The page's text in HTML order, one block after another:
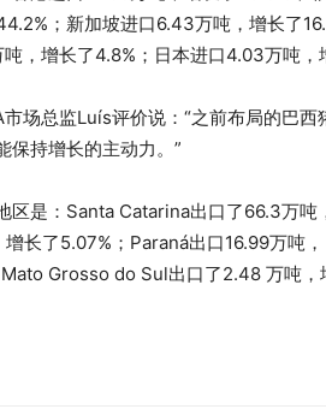
；新加坡进口6.43万吨，增长了
，增长了4.8%；日本进口4.03万吨，
场总监Luís评价说：“之前布局的巴
保持增长的主动力。”
区是：Santa Catarina出口了66.3万
长了5.07%；Paraná出口16.99万吨
Grosso do Sul出口了2.48 万吨，